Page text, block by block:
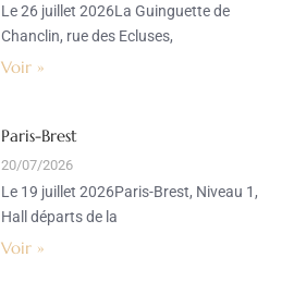
Le 26 juillet 2026La Guinguette de
Chanclin, rue des Ecluses,
Voir »
Paris-Brest
20/07/2026
Le 19 juillet 2026Paris-Brest, Niveau 1,
Hall départs de la
Voir »